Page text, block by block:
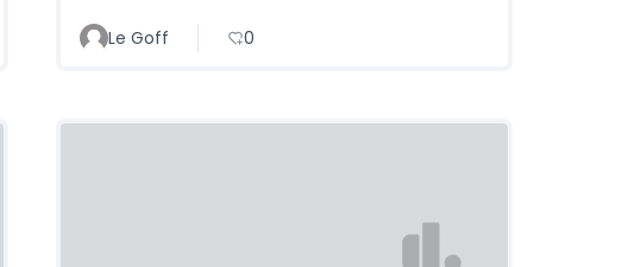
Le Goff 0